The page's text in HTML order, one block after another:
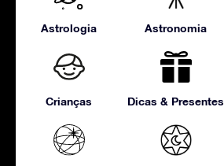
Astrologia Astronomia
Crianças Dicas & Presentes